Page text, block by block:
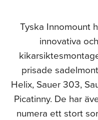
Tyska Innomount
innovativa
prisade
Helix, Sauer 303,
Picatinny. De har
numera ett stort